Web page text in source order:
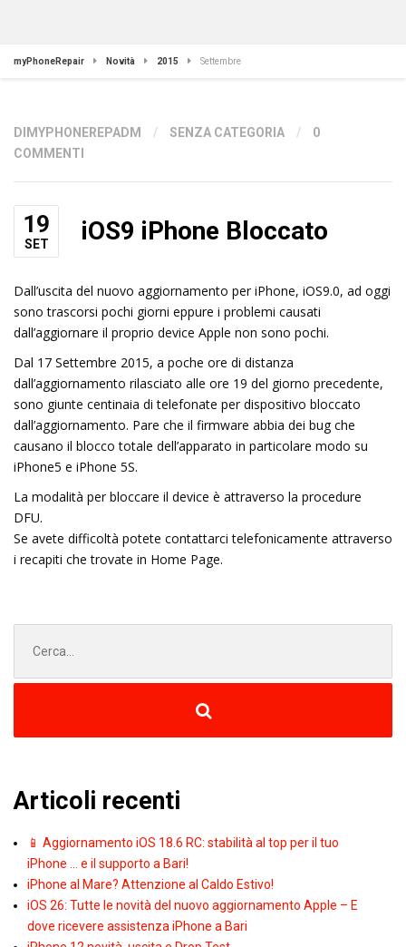
myPhoneRepair Novità 2015 Settembre
DIMYPHONEREPADM / SENZA CATEGORIA /
0
COMMENTI
19
SET iOS9 iPhone Bloccato
Dall’uscita del nuovo aggiornamento per iPhone, iOS9.0, ad oggi
sono trascorsi pochi giorni eppure i problemi causati
dall’aggiornare il proprio device Apple non sono pochi.
Dal 17 Settembre 2015, a poche ore di distanza
dall’aggiornamento rilasciato alle ore 19 del giorno precedente,
sono giunte centinaia di telefonate per dispositivo bloccato
dall’aggiornamento. Pare che il firmware abbia dei bug che
causano il blocco totale dell’apparato in particolare modo su
iPhone5 e iPhone 5S.
La modalità per bloccare il device è attraverso la procedure
DFU.
Se avete difficoltà potete contattarci telefonicamente attraverso
i recapiti che trovate in Home Page.
per:
Articoli recenti
📱 Aggiornamento iOS 18.6 RC: stabilità al top per il tuo
iPhone … e il supporto a Bari!
iPhone al Mare? Attenzione al Caldo Estivo!
iOS 26: Tutte le novità del nuovo aggiornamento Apple – E
dove ricevere assistenza iPhone a Bari